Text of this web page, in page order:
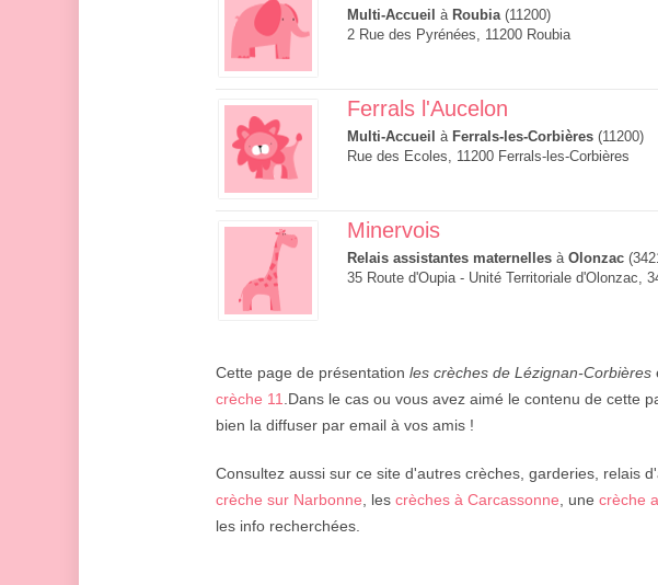
Multi-Accueil à Roubia(11200)
2 Rue des Pyrénées, 11200 Roubia
Ferrals l'Aucelon
Multi-Accueil à Ferrals-les-Corbières (11200)
Rue des Ecoles, 11200 Ferrals-les-Corbières
Minervois
Relais assistantes maternelles à Olonzac
35 Route d'Oupia - Unité Territoriale d'Olonzac,
Cette page de présentation les crèches de Lézignan-Corbières
crèche 11 .Dans le cas ou vous avez aimé le contenu de cette
bien la diffuser par email à vos amis !
Consultez aussi sur ce site d'autres crèches, garderies, relais
crèche sur Narbonne , les crèches à Carcassonne , une crèche
les info recherchées.